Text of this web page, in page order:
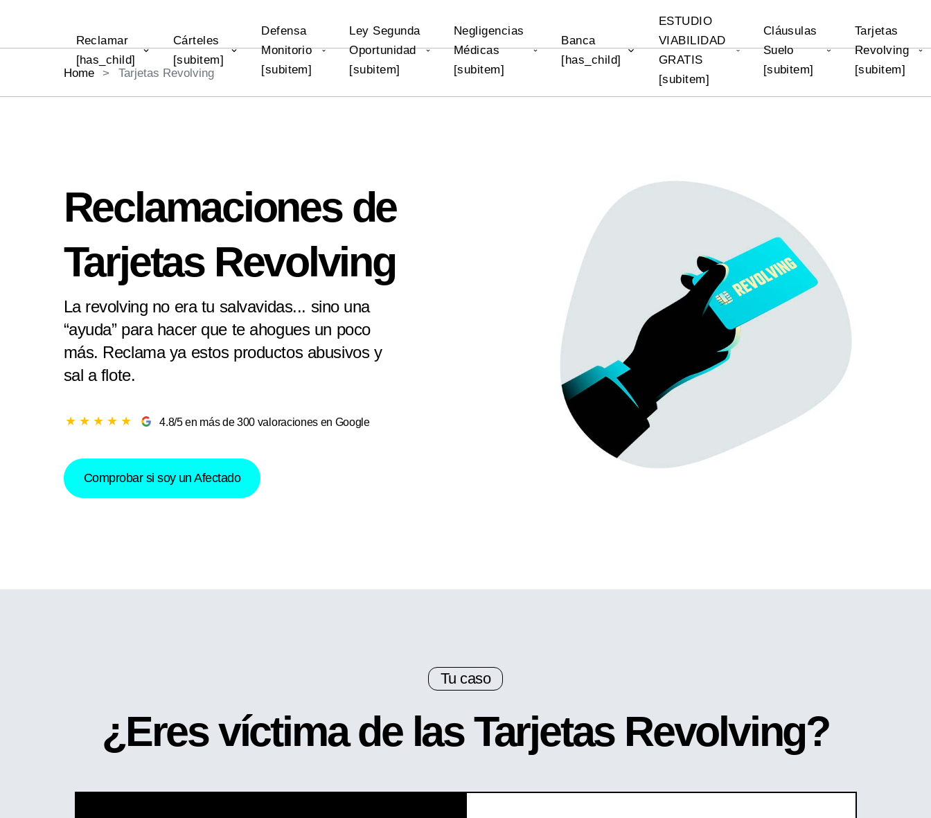
Reclamar
[has_child]
Cárteles
[subitem]
Defensa
Monitorio
[subitem]
Ley Segunda
Oportunidad
[subitem]
Negligencias
Médicas
[subitem]
Banca
[has_child]
ESTUDIO
VIABILIDAD
GRATIS
[subitem]
Cláusulas
Suelo
[subitem]
Tarjetas
Revolving
[subitem]
Home Tarjetas Revolving
Reclamaciones de
Tarjetas Revolving
La revolving no era tu salvavidas... sino una
“ayuda” para hacer que te ahogues un poco
más. Reclama ya estos productos abusivos y
sal a flote.
★ ★ ★ ★ ★ 4.8/5 en más de 300 valoraciones en Google
Comprobar si soy un Afectado
Tu caso
¿Eres víctima de las Tarjetas Revolving?